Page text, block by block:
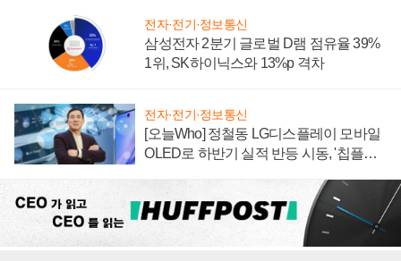
전자·전기·정보통신
삼성전자 2분기 글로벌 D램 점유율 39%
1위, SK하이닉스와 13%p 격차
전자·전기·정보통신
[오늘Who] 정철동 LG디스플레이 모바일
OLED로 하반기 실적 반등 시동, '칩플레